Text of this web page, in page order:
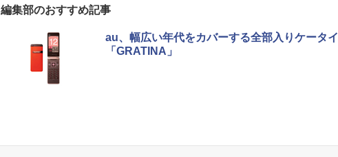
編集部のおすすめ記事
au、幅広い年代をカバーする全部入りケータイ
「GRATINA」